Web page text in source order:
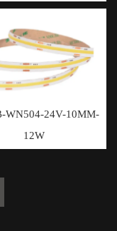
WN504-24V-10MM-
12W